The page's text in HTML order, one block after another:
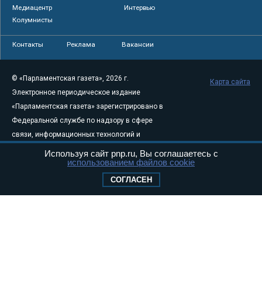
Медиацентр
Интервью
Колумнисты
Контакты Реклама Вакансии
© «Парламентская газета», 2026 г.
Электронное периодическое издание
«Парламентская газета» зарегистрировано в
Федеральной службе по надзору в сфере
связи, информационных технологий и
августа 2011 года. 18+
Свидетельство о регистрации Эл № ФС77-
Карта сайта
Используя сайт pnp.ru, Вы соглашаетесь с
использованием файлов cookie
СОГЛАСЕН